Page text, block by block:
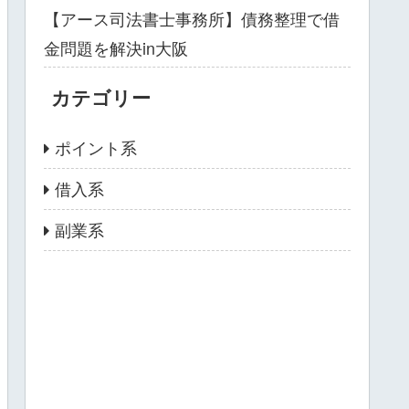
【アース司法書士事務所】債務整理で借
金問題を解決in大阪
カテゴリー
ポイント系
借入系
副業系